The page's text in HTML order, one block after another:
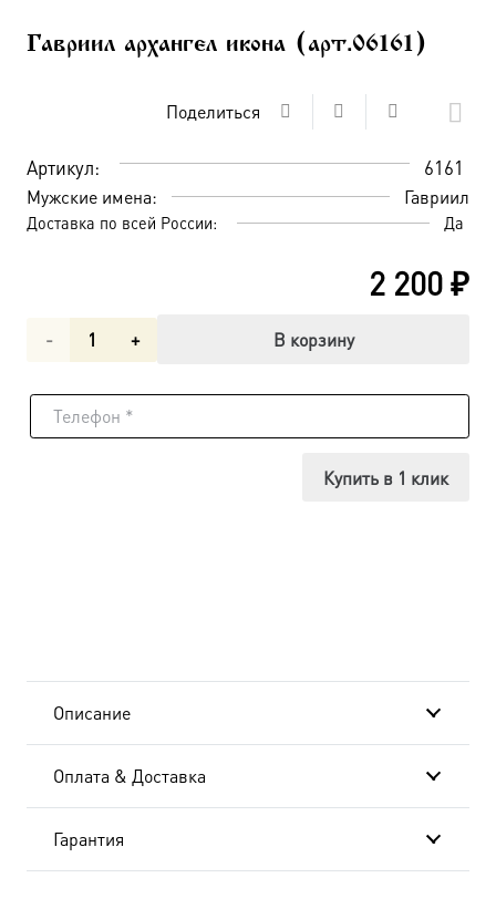
Гавриил архангел икона (арт.06161)
Поделиться
Артикул: 6161
Мужские имена: Гавриил
Доставка по всей России: Да
2 200₽
Количество
Гавриил
В корзину
Купить в 1 клик
Описание
Оплата & Доставка
Гарантия